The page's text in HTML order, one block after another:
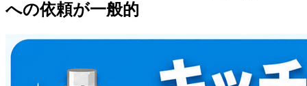
への依頼が一般的